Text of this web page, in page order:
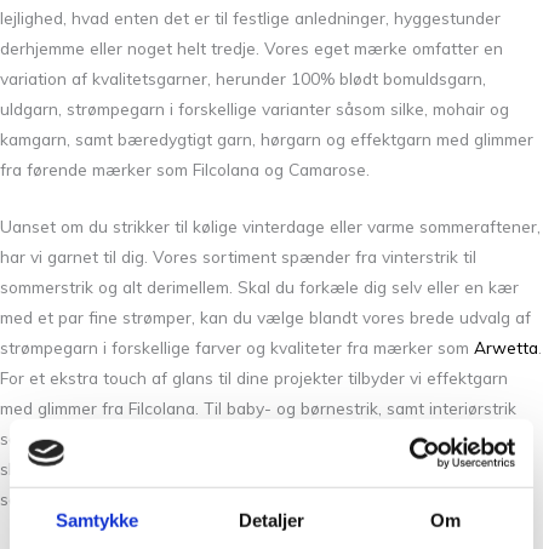
Samtykke Detaljer Om
lejlighed, hvad enten det er til festlige anledninger, hyggestunder
derhjemme eller noget helt tredje. Vores eget mærke omfatter en
variation af kvalitetsgarner, herunder 100% blødt bomuldsgarn,
uldgarn, strømpegarn i forskellige varianter såsom silke, mohair og
kamgarn, samt bæredygtigt garn, hørgarn og effektgarn med glimmer
fra førende mærker som Filcolana og Camarose.
Uanset om du strikker til kølige vinterdage eller varme sommeraftener,
har vi garnet til dig. Vores sortiment spænder fra vinterstrik til
sommerstrik og alt derimellem. Skal du forkæle dig selv eller en kær
med et par fine strømper, kan du vælge blandt vores brede udvalg af
strømpegarn i forskellige farver og kvaliteter fra mærker som Arwetta
For et ekstra touch af glans til dine projekter tilbyder vi effektgarn
med glimmer fra Filcolana. Til baby- og børnestrik, samt interiørstrik
som håndklæder og grydelapper, har vi lækre bomuldsgarner i mange
skønne farver. Derudover finder du uldgarn og hørgarn til projekter
som sweatre, veste og bluser.